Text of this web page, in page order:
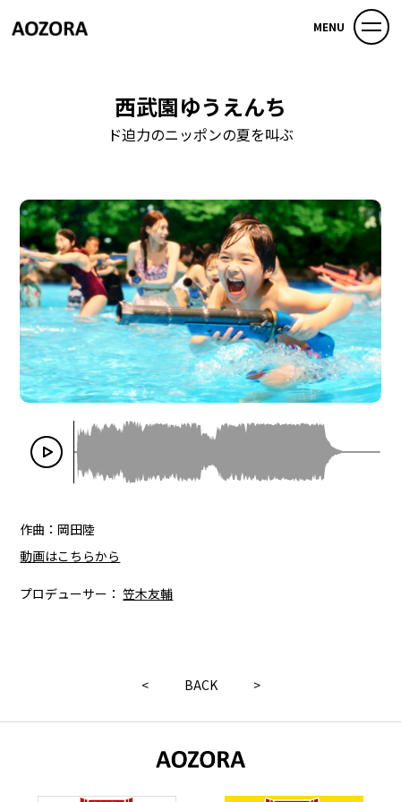
MENU
西武園ゆうえんち
ド迫力のニッポンの夏を叫ぶ
作曲：岡田陸
動画はこちらから
プロデューサー：笠木友輔
< BACK >